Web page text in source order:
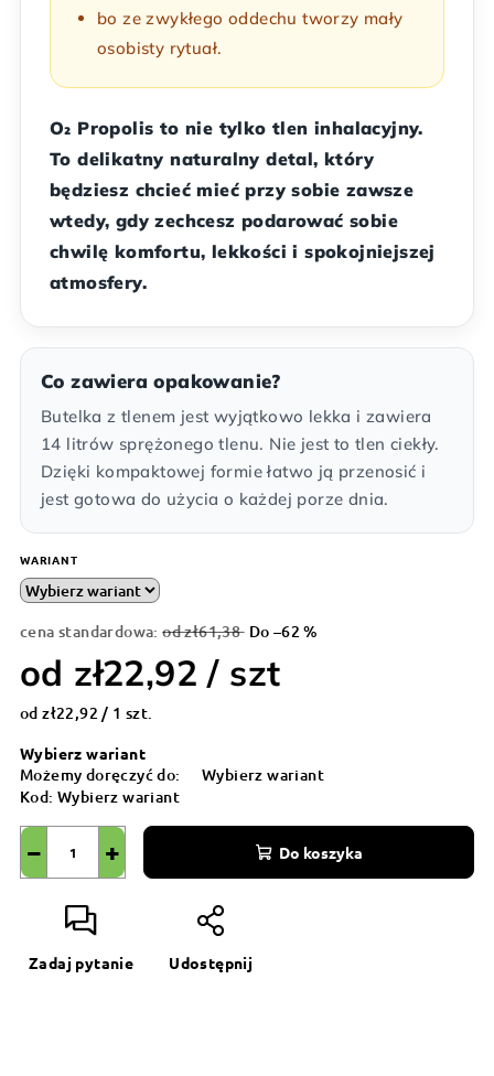
bo ze zwykłego oddechu tworzy mały
osobisty rytuał.
O₂ Propolis to nie tylko tlen inhalacyjny.
To delikatny naturalny detal, który
będziesz chcieć mieć przy sobie zawsze
wtedy, gdy zechcesz podarować sobie
chwilę komfortu, lekkości i spokojniejszej
atmosfery.
Co zawiera opakowanie?
Butelka z tlenem jest wyjątkowo lekka i zawiera
14 litrów sprężonego tlenu. Nie jest to tlen ciekły.
Dzięki kompaktowej formie łatwo ją przenosić i
jest gotowa do użycia o każdej porze dnia.
WARIANT
cena standardowa: od zł61,38 Do –62 %
od zł22,92 / szt
Cena
od zł22,92 / 1 szt.
Wybierz wariant
Możemy doręczyć do:
Wybierz wariant
Kod: Wybierz wariant
+
− Do koszyka
Zadaj pytanie Udostępnij